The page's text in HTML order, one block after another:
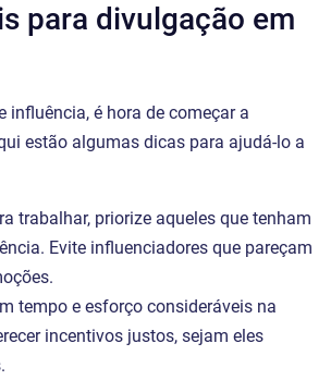
para divulgação em
influência, é hora de começar a
estão algumas dicas para ajudá-lo a
trabalhar, priorize aqueles que tenham
Evite influenciadores que pareçam
tempo e esforço consideráveis na
incentivos justos, sejam eles